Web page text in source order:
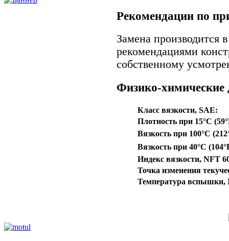
Рекомендации по
Замена производится
рекомендациями
собственному
Физико-химические
Класс вязкости, SAE:
Плотность при 15°C
Вязкость при 100°C
Вязкость при 40°C
Индекс вязкости, NFT
Точка изменения
Температура вспышки,